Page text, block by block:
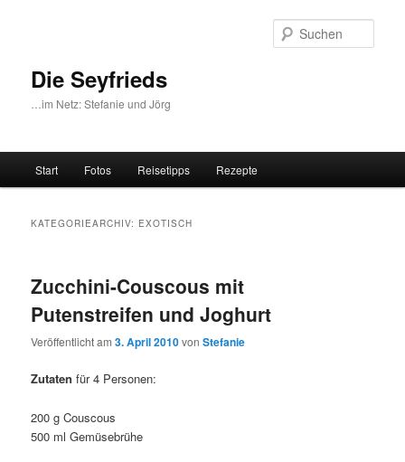
Die Seyfrieds
…im Netz: Stefanie und Jörg
Start Fotos Reisetipps Rezepte
KATEGORIEARCHIV: EXOTISCH
Zucchini-Couscous mit
Putenstreifen und Joghurt
Veröffentlicht am3. April 2010vonStefanie
Zutaten für 4 Personen:
200 g Couscous
500 ml Gemüsebrühe